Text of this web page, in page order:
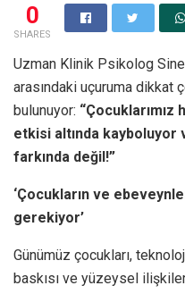
0
SHARES
Uzman Klinik Psikolog
arasındaki uçuruma dikkat
bulunuyor: “Çocuklarımız
etkisi altında
farkında değil!”
‘Çocukların ve
gerekiyor’
Günümüz çocukları,
baskısı ve yüzeysel